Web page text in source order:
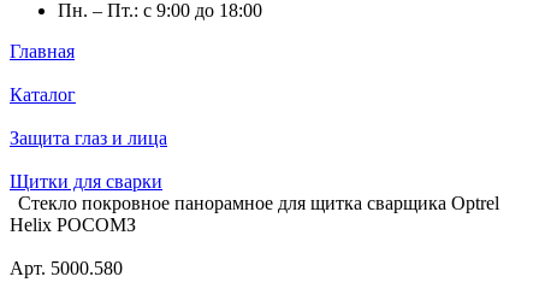
Пн. – Пт.: с 9:00 до 18:00
Главная
Каталог
Защита глаз и лица
Щитки для сварки
Стекло покровное панорамное для щитка сварщика Optrel
Helix РОСОМЗ
Арт. 5000.580